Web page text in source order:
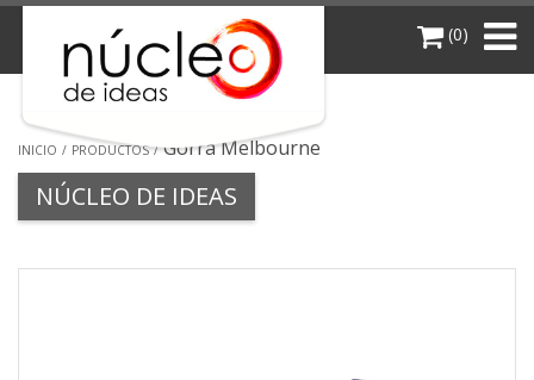
(0)
INICIO PRODUCTOS Gorra Melbourne
NÚCLEO DE IDEAS